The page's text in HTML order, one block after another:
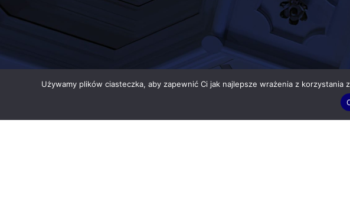
Używamy plików ciasteczka, aby zapewnić Ci jak najlepsze wrażenia z